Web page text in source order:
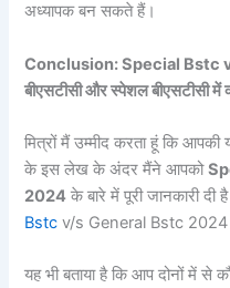
अध्यापक बन सकते हैं।
Conclusion: Special Bstc
बीएसटीसी और स्पेशल बीएसटीसी में
मित्रों मैं उम्मीद करता हूं कि
के इस लेख के अंदर मैंने आपको
2024 के बारे में पूरी जानकारी
Bstc v/s General Bstc 2024
यह भी बताया है कि आप दोनों में